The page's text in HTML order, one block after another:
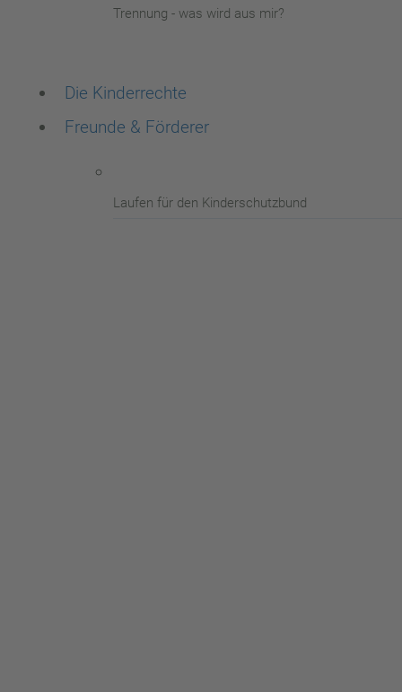
Trennung - was wird aus mir?
Die Kinderrechte
Freunde & Förderer
Laufen für den Kinderschutzbund